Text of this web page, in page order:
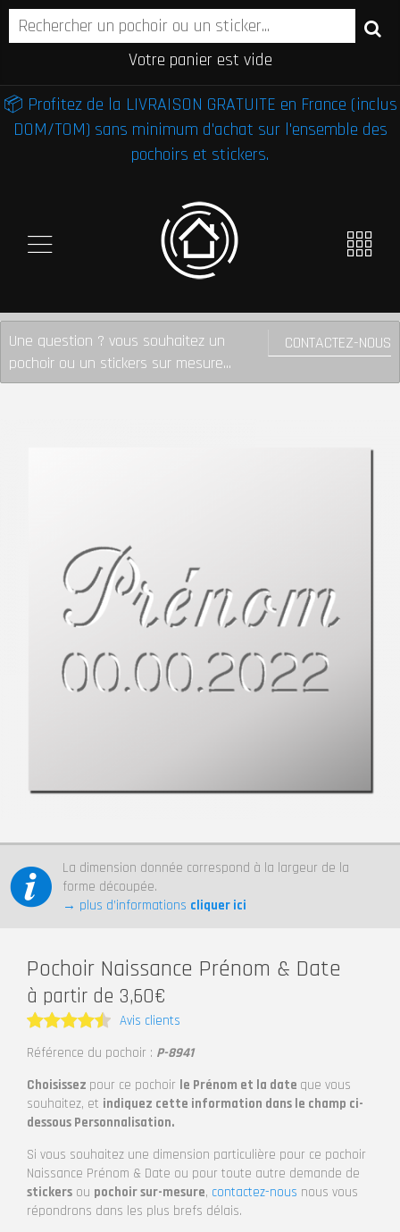
Votre panier est vide
📦 Profitez de la LIVRAISON GRATUITE en France (inclus
DOM/TOM) sans minimum d'achat sur l'ensemble des
pochoirs et stickers.
CONTACTEZ-NOUS
Une question ? vous souhaitez un
pochoir ou un stickers sur mesure...
La dimension donnée correspond à la largeur de la
forme découpée.
→ plus d’informations cliquer ici
Pochoir Naissance Prénom & Date
à partir de 3,60€
Note4.5
Avis clients
Référence du pochoir : P-8941
Choisissez pour ce pochoir le Prénom et la date que vous
souhaitez, et indiquez cette information dans le champ ci-
dessous Personnalisation.
Si vous souhaitez une dimension particulière pour ce pochoir
Naissance Prénom & Date ou pour toute autre demande de
stickers ou pochoir sur-mesure, contactez-nous nous vous
répondrons dans les plus brefs délais.